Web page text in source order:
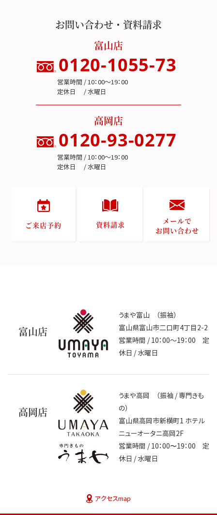
お問い合わせ・資料請求
富山店
0120-1055-73
営業時間 / 10：00～19：00
定休日 / 水曜日
高岡店
0120-93-0277
営業時間 / 10：00～19：00
定休日 / 水曜日
ご来店予約 資料請求
メールで
お問い合わせ
富山店
うまや富山 （振袖）
富山県富山市二口町4丁目2-2
営業時間 / 10：00～19：00 定
休日 / 水曜日
高岡店
うまや高岡 （振袖 / 専門きも
の）
富山県高岡市新横町1 ホテル
ニューオータニ高岡2F
営業時間 / 10：00〜19：00 定
休日 / 水曜日
アクセスmap